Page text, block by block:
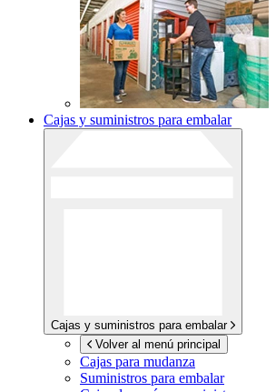
Cajas y suministros para embalar
Cajas y suministros para embalar
Volver al menú principal
Cajas para mudanza
Suministros para embalar